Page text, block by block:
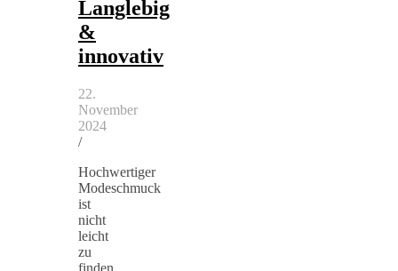
Langlebig
&
innovativ
22.
November
2024
/
Hochwertiger
Modeschmuck
ist
nicht
leicht
zu
finden.